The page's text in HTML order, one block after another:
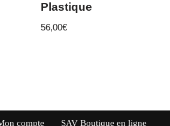
Plastique
56,00€
compte SAV Boutique en ligne